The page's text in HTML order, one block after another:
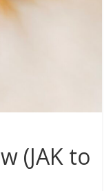
(JAK to